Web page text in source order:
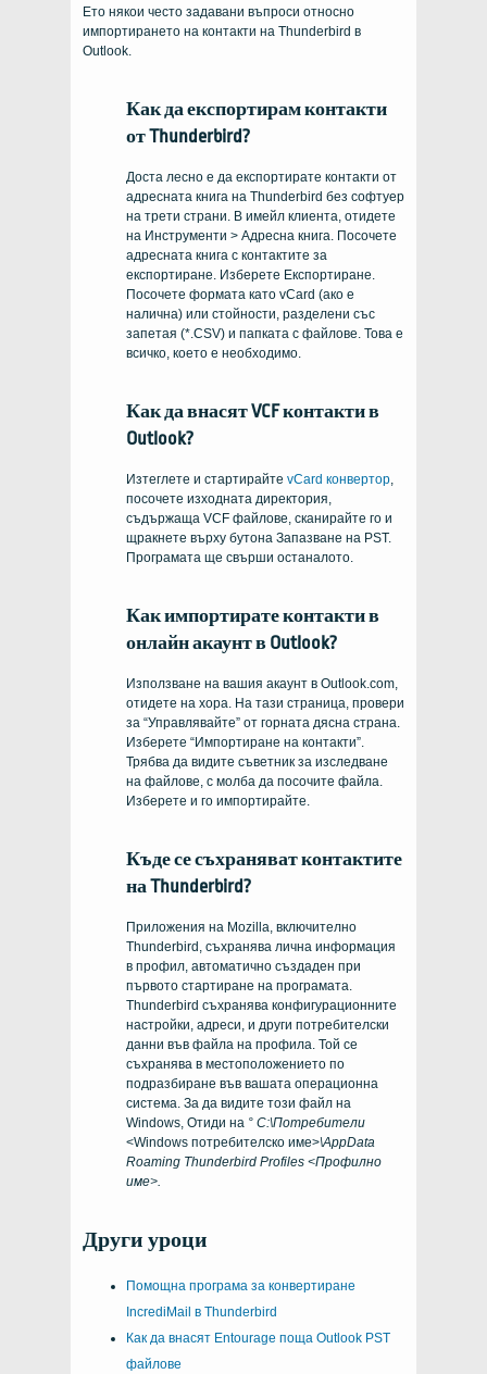
Ето някои често задавани въпроси относно
импортирането на контакти на Thunderbird в
Outlook.
Как да експортирам контакти
от Thunderbird?
Доста лесно е да експортирате контакти от
адресната книга на Thunderbird без софтуер
на трети страни. В имейл клиента, отидете
на Инструменти > Адресна книга. Посочете
адресната книга с контактите за
експортиране. Изберете Експортиране.
Посочете формата като vCard (ако е
налична) или стойности, разделени със
запетая (*.CSV) и папката с файлове. Това е
всичко, което е необходимо.
Как да внасят VCF контакти в
Outlook?
Изтеглете и стартирайте vCard конвертор,
посочете изходната директория,
съдържаща VCF файлове, сканирайте го и
щракнете върху бутона Запазване на PST.
Програмата ще свърши останалото.
Как импортирате контакти в
онлайн акаунт в Outlook?
Използване на вашия акаунт в Outlook.com,
отидете на хора. На тази страница, провери
за “Управлявайте” от горната дясна страна.
Изберете “Импортиране на контакти”.
Трябва да видите съветник за изследване
на файлове, с молба да посочите файла.
Изберете и го импортирайте.
Къде се съхраняват контактите
на Thunderbird?
Приложения на Mozilla, включително
Thunderbird, съхранява лична информация
в профил, автоматично създаден при
първото стартиране на програмата.
Thunderbird съхранява конфигурационните
настройки, адреси, и други потребителски
данни във файла на профила. Той се
съхранява в местоположението по
подразбиране във вашата операционна
система. За да видите този файл на
Windows, Отиди на ° С:\Потребители
<Windows потребителско име>\AppData
Roaming Thunderbird Profiles <Профилно
име>.
Други уроци
Помощна програма за конвертиране
IncrediMail в Thunderbird
Как да внасят Entourage поща Outlook PST
файлове